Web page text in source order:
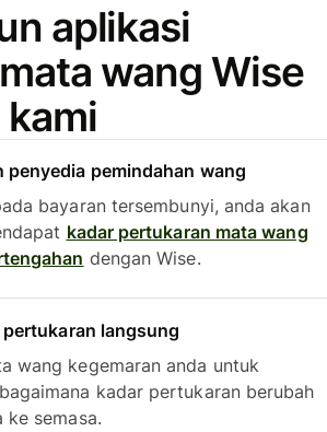
aplikasi
wang Wise
penyedia pemindahan wang
bayaran tersembunyi, anda akan
kadar pertukaran mata wang
dengan Wise.
langsung
wang kegemaran anda untuk
kadar pertukaran berubah
ke semasa.